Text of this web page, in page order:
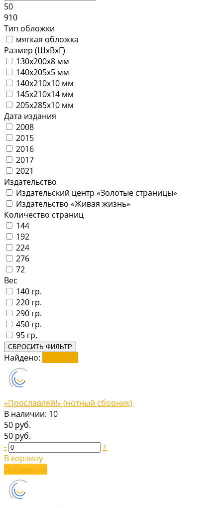
50
910
Тип обложки
мягкая обложка
Размер (ШхВхГ)
130х200х8 мм
140х205х5 мм
140х210х10 мм
145x210х14 мм
205х285х10 мм
Дата издания
2008
2015
2016
2017
2021
Издательство
Издательский центр «Золотые страницы»
Издательство «Живая жизнь»
Количество страниц
144
192
224
276
72
Вес
140 гр.
220 гр.
290 гр.
450 гр.
95 гр.
СБРОСИТЬ ФИЛЬТР
Найдено:
«Прославляй!» (нотный сборник)
В наличии: 10
50 руб.
50 руб.
-
+
В корзину
Добавлено